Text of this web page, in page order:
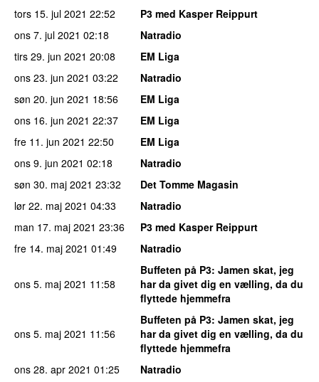
tors 15. jul 2021 22:52
P3 med Kasper Reippurt
ons 7. jul 2021 02:18
Natradio
tirs 29. jun 2021 20:08
EM Liga
ons 23. jun 2021 03:22
Natradio
søn 20. jun 2021 18:56
EM Liga
ons 16. jun 2021 22:37
EM Liga
fre 11. jun 2021 22:50
EM Liga
ons 9. jun 2021 02:18
Natradio
søn 30. maj 2021 23:32
Det Tomme Magasin
lør 22. maj 2021 04:33
Natradio
man 17. maj 2021 23:36
P3 med Kasper Reippurt
fre 14. maj 2021 01:49 Natradio
ons 5. maj 2021 11:58
Buffeten på P3: Jamen skat, jeg
har da givet dig en vælling, da du
flyttede hjemmefra
ons 5. maj 2021 11:56
Buffeten på P3: Jamen skat, jeg
har da givet dig en vælling, da du
flyttede hjemmefra
ons 28. apr 2021 01:25
Natradio